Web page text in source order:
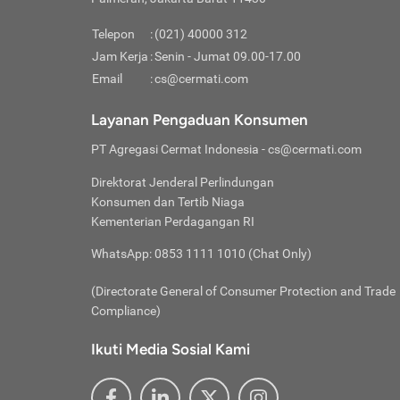
rendah
Jika
Kredit
Telepon :(021) 40000 312
Jam Kerja :Senin - Jumat 09.00-17.00
Email
:cs@cermati.com
Layanan Pengaduan Konsumen
PT Agregasi Cermat Indonesia - cs@cermati.com
Direktorat Jenderal Perlindungan
Konsumen dan Tertib Niaga
Kementerian Perdagangan RI
WhatsApp: 0853 1111 1010 (Chat Only)
(Directorate General of Consumer Protection and Trade
Compliance)
Ikuti Media Sosial Kami